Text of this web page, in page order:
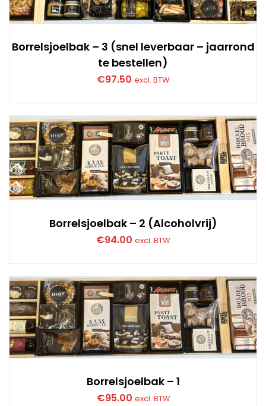
Borrelsjoelbak – 3 (snel leverbaar – jaarrond
te bestellen)
€97.50 excl. BTW
Borrelsjoelbak – 2 (Alcoholvrij)
€94.00 excl. BTW
Borrelsjoelbak – 1
€95.00 excl. BTW